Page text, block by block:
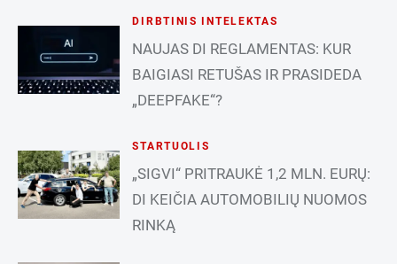
DIRBTINIS INTELEKTAS
NAUJAS DI REGLAMENTAS: KUR
BAIGIASI RETUŠAS IR PRASIDEDA
„DEEPFAKE“?
STARTUOLIS
„SIGVI“ PRITRAUKĖ 1,2 MLN. EURŲ:
DI KEIČIA AUTOMOBILIŲ NUOMOS
RINKĄ